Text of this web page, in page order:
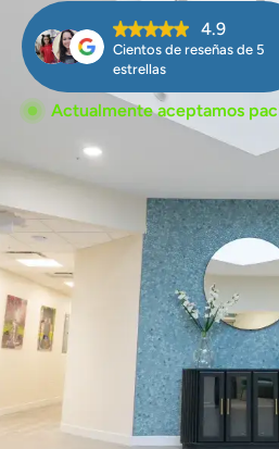
4.9
Cientos de reseñas de 5
estrellas
Actualmente aceptamos